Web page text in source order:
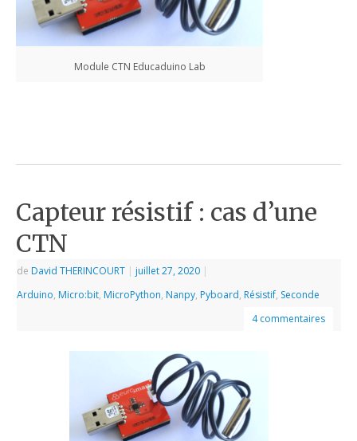
Module CTN Educaduino Lab
Capteur résistif : cas d’une
CTN
de David THERINCOURT | juillet 27, 2020 |
Arduino, Micro:bit, MicroPython, Nanpy, Pyboard, Résistif, Seconde
4 commentaires